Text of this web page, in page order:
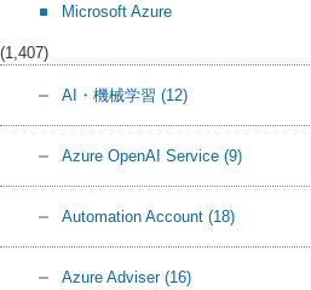
Microsoft Azure
(1,407)
AI・機械学習 (12)
Azure OpenAI Service (9)
Automation Account (18)
Azure Adviser (16)